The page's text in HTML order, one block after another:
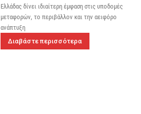
Ελλάδας δίνει ιδιαίτερη έμφαση στις υποδομές
μεταφορών, το περιβάλλον και την αειφόρο
ανάπτυξη
Διαβάστε περισσότερα